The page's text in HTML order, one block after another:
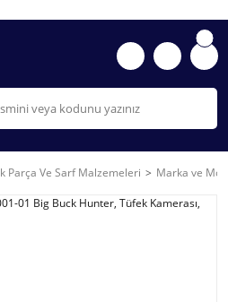
Parça Ve Sarf Malzemeleri Marka ve